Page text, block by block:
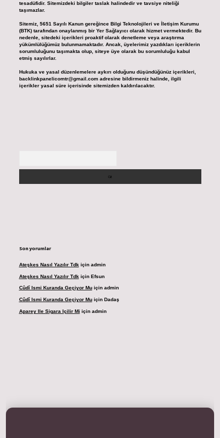
tesadüfidir. Sitemizdeki bilgiler taslak halindedir ve tavsiye niteliği
taşımazlar.
Sitemiz, 5651 Sayılı Kanun gereğince Bilgi Teknolojileri ve İletişim Kurumu
(BTK) tarafından onaylanmış bir Yer Sağlayıcı olarak hizmet vermektedir. Bu
nedenle, sitedeki içerikleri proaktif olarak denetleme veya araştırma
yükümlülüğümüz bulunmamaktadır. Ancak, üyelerimiz yazdıkları içeriklerin
sorumluluğunu taşımakta olup, siteye üye olarak bu sorumluluğu kabul
etmiş sayılırlar.
Hukuka ve yasal düzenlemelere aykırı olduğunu düşündüğünüz içerikleri,
backlinkpanelicomtr@gmail.comadresine bildirmeniz halinde, ilgili
içerikler yasal süre içerisinde sitemizden kaldırılacaktır.
Son yorumlar
Ateşkes Nasıl Yazılır Tdk için admin
Ateşkes Nasıl Yazılır Tdk için Efsun
Cûdî Ismi Kuranda Geçiyor Muiçin admin
Cûdî Ismi Kuranda Geçiyor Muiçin Dadaş
Aparey Ile Sigara Içilir Mi için admin